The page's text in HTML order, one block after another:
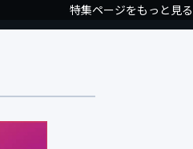
特集ページをもっと見る